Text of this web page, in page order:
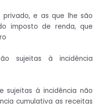
privado, e as que lhe são
imposto de renda, que
sujeitas à incidência
sujeitas á incidência não
cumulativa as receitas